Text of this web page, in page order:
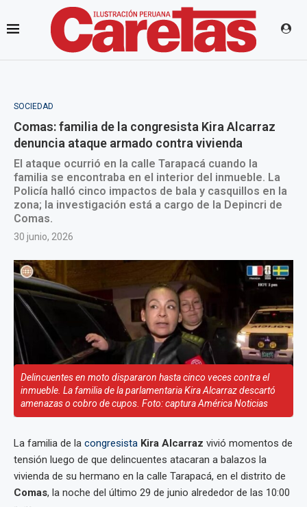
SOCIEDAD
Comas: familia de la congresista Kira Alcarraz
denuncia ataque armado contra vivienda
El ataque ocurrió en la calle Tarapacá cuando la
familia se encontraba en el interior del inmueble. La
Policía halló cinco impactos de bala y casquillos en la
zona; la investigación está a cargo de la Depincri de
Comas.
30 junio, 2026
Delincuentes en moto dispararon hasta cinco veces contra el
inmueble. La familia de la parlamentaria Kira Alcarraz descartó
amenazas o cobro de cupos. Foto: captura América Noticias
La familia de la congresista Kira Alcarraz vivió momentos de
tensión luego de que delincuentes atacaran a balazos la
vivienda de su hermano en la calle Tarapacá, en el distrito de
Comas, la noche del último 29 de junio alrededor de las 10:00